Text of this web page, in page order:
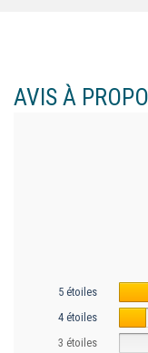
AVIS À
5 étoiles
4 étoiles
3 étoiles